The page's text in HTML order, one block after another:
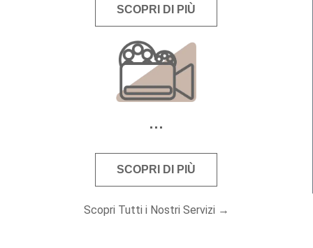
SCOPRI DI PIÙ
SCOPRI DI PIÙ
Scopri Tutti i Nostri Servizi →